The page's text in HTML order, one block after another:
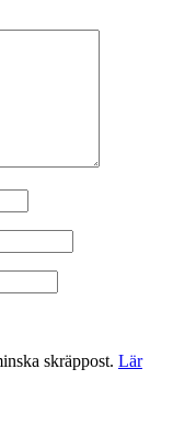
skräppost. Lär